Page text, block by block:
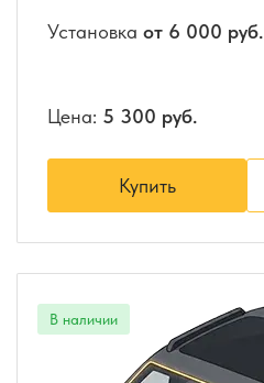
Установка от 6 000 руб.
Цена: 5 300 руб.
Купить